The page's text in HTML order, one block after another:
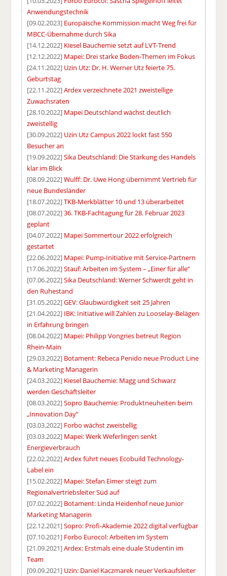
Anwendungstechnik
[09.02.2023] Europäische Kommission macht Weg frei für
MBCC-Übernahme durch Sika
[14.12.2022] Kiesel Bauchemie setzt auf LVT-Trend
[12.12.2022] Mapei: Drei starke Boden-Themen im Fokus
[24.11.2022] Uzin Utz: Dr. H. Werner Utz feierte 75.
Geburtstag
[22.11.2022]Ardex verzeichnete 2021 zweistellige
Zuwachsraten
[28.10.2022] Mapei Deutschland wächst deutlich
zweistellig
[30.09.2022] Uzin Utz Campus 2022 lockt fast 550
Besucher an
[19.09.2022]Sika Deutschland: Die Stärkung des Handels
klar im Blick
[08.09.2022]Wulff: Dr. Uwe Hong übernimmt Vertrieb für
neue Bundesländer
[18.07.2022]TKB-Merkblätter 10 und 13 überarbeitet
[08.07.2022]36. TKB-Fachtagung für 28. Februar 2023
geplant
[04.07.2022] Mapei Sommertour 2022 erfolgreich
gestartet
[22.06.2022] Mapei: Pump-Initiative mit Service-Partnern
[17.06.2022]Stauf: Arbeiten im System – „Einer für alle“
[07.06.2022]Sika Deutschland: Werner Schwerdt geht in
den Ruhestand
[31.05.2022]GEV: Glaubwürdigkeit seit 25 Jahren
[21.04.2022] IBK: Initiative will Zahlen zu Looselay-Belägen
in Erfahrung bringen
[08.04.2022] Mapei: Philipp Vongries betreut Region
Rhein-Main
[29.03.2022] Botament: Rebeca Penido neue Product Line
& Marketing Managerin
[24.03.2022] Kiesel Bauchemie: Magg und Schwarz
werden Geschäftsleiter
[08.03.2022]Sopro Bauchemie: Produktneuheiten beim
„Innovation Day“
[03.03.2022] Forbo wächst zweistellig
[03.03.2022] Mapei: Werk Weferlingen senkt
Energieverbrauch
[22.02.2022]Ardex führt neues Ecobuild Technology-
Label ein
[15.02.2022] Mapei: Stefan Eimer steigt zum
Regionalvertriebsleiter Süd auf
[07.02.2022] Botament: Linda Heidenhof neue Junior
Marketing Managerin
[22.12.2021]Sopro: Profi-Akademie 2022 digital verfügbar
[07.10.2021] Forbo Eurocol: Arbeiten im System
[21.09.2021]Ardex: Erstmals eine duale Studentin im
Team
[09.09.2021] Uzin: Daniel Kaczmarek neuer Verkaufsleiter